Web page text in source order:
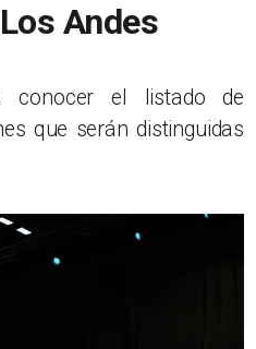
Andes
conocer el listado de
que serán distinguidas